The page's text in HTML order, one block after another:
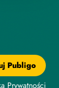
Publigo
Prywatności